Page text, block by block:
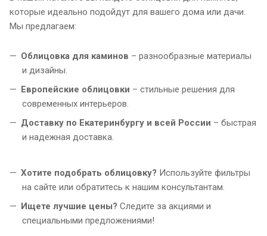
которые идеально подойдут для вашего дома или дачи.
Мы предлагаем:
Облицовка для каминов – разнообразные материалы
и дизайны.
Европейские облицовки – стильные решения для
современных интерьеров.
Доставку по Екатеринбургу и всей России – быстрая
и надежная доставка.
Хотите подобрать облицовку? Используйте фильтры
на сайте или обратитесь к нашим консультантам.
Ищете лучшие цены? Следите за акциями и
специальными предложениями!